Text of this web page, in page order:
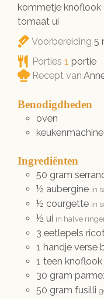
kommetje
tomaat ui
Voorbereiding5
Porties1 portie
Recept van
Benodigdheden
oven
keukenmachine
Ingrediënten
50 gram
½ aubergine in
½ courgette in
½ ui in halve
3 eetlepels
1 handje verse
1 teen knoflook
30 gram
50 gram fusilli